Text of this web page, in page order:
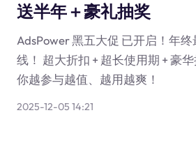
送半年＋豪礼抽奖
AdsPower 黑五大促 已开启！年
线！ 超大折扣 + 超长使用期 + 豪
你越参与越值、越用越爽！
2025-12-05 14:21